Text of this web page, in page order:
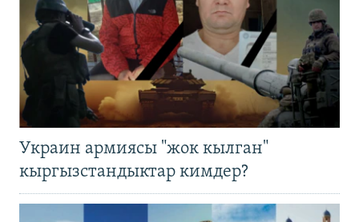
Украин армиясы "жок кылган"
кыргызстандыктар кимдер?